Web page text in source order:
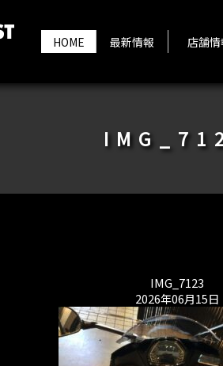
HOME 最新情報 店舗情
IMG_7123
2026年06月15日